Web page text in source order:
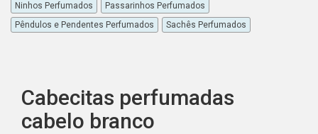
Ninhos Perfumados
Passarinhos Perfumados
Pêndulos e Pendentes Perfumados
Sachês Perfumados
Cabecitas perfumadas
cabelo branco